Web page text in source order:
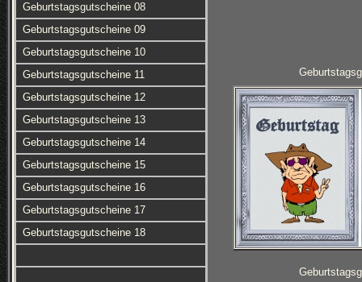
Geburtstagsgutscheine 08
Geburtstagsgutscheine 09
Geburtstagsgutscheine 10
Geburtstagsgutscheine 11
Geburtstagsgutscheine 12
Geburtstagsgutscheine 13
Geburtstagsgutscheine 14
Geburtstagsgutscheine 15
Geburtstagsgutscheine 16
Geburtstagsgutscheine 17
Geburtstagsgutscheine 18